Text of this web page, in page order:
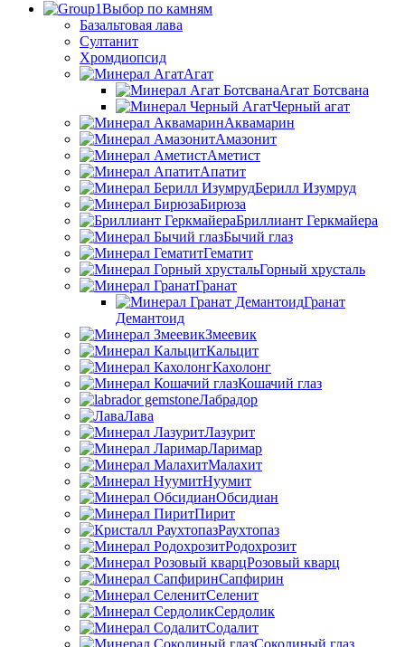
Выбор по камням
Базальтовая лава
Султанит
Хромдиопсид
Агат
Агат Ботсвана
Черный агат
Аквамарин
Амазонит
Аметист
Апатит
Берилл Изумруд
Бирюза
Бриллиант Геркмайера
Бычий глаз
Гематит
Горный хрусталь
Гранат
Гранат
Демантоид
Змеевик
Кальцит
Кахолонг
Кошачий глаз
Лабрадор
Лава
Лазурит
Ларимар
Малахит
Нуумит
Обсидиан
Пирит
Раухтопаз
Родохрозит
Розовый кварц
Сапфирин
Селенит
Сердолик
Содалит
Соколиный глаз